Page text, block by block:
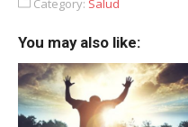
Category: Salud
You may also like: